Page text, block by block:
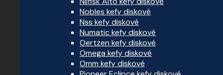
Nobles kefy diskové
Nss kefy diskové
Numatic kefy diskové
Oertzen kefy diskové
Omega kefy diskové
Omm kefy diskové